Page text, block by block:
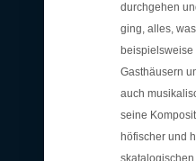
durchgehen
ging, alles,
Gasthäusern
auch
seine
höfischer und